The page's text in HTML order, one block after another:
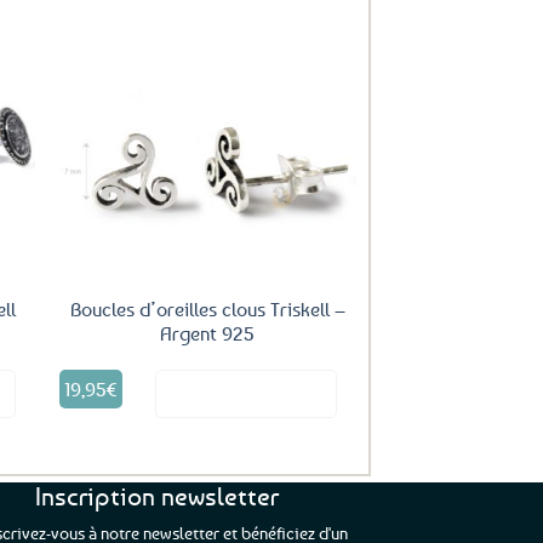
favoris
Boucles d’oreilles clous Triskell –
Argent 925
19,95€
Inscription newsletter
vous à notre newsletter et bénéficiez d'un